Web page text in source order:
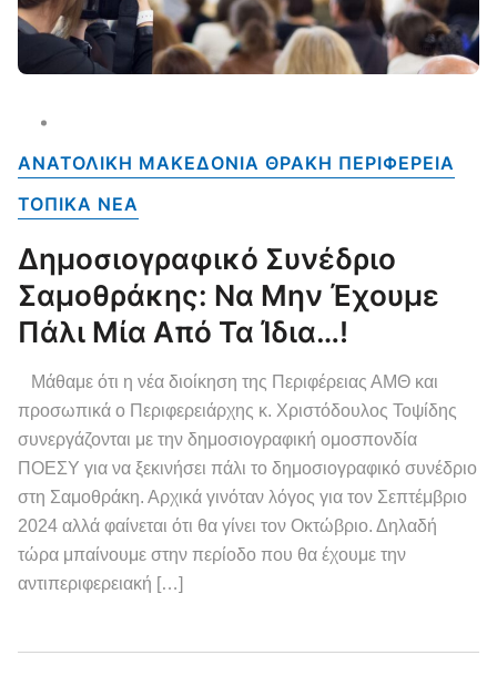
ΑΝΑΤΟΛΙΚΗ ΜΑΚΕΔΟΝΙΑ ΘΡΑΚΗ ΠΕΡΙΦΕΡΕΙΑ
ΤΟΠΙΚΑ NEA
Δημοσιογραφικό Συνέδριο
Σαμοθράκης: Να Μην Έχουμε
Πάλι Μία Από Τα Ίδια…!
Μάθαμε ότι η νέα διοίκηση της Περιφέρειας ΑΜΘ και
προσωπικά ο Περιφερειάρχης κ. Χριστόδουλος Τοψίδης
συνεργάζονται με την δημοσιογραφική ομοσπονδία
ΠΟΕΣΥ για να ξεκινήσει πάλι το δημοσιογραφικό συνέδριο
στη Σαμοθράκη. Αρχικά γινόταν λόγος για τον Σεπτέμβριο
2024 αλλά φαίνεται ότι θα γίνει τον Οκτώβριο. Δηλαδή
τώρα μπαίνουμε στην περίοδο που θα έχουμε την
αντιπεριφερειακή […]